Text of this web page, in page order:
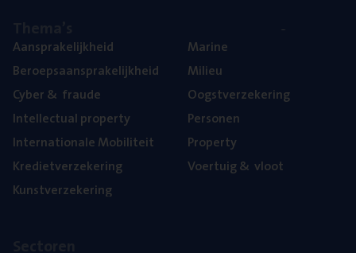
Aan­spra­ke­lijk­heid
Beroeps­aan­spra­ke­lijk­heid
Cyber& fraude
Intel­lec­tu­al property
Inter­na­ti­o­na­le Mobiliteit
Kre­diet­ver­ze­ke­ring
Kunst­ver­ze­ke­ring
Mari­ne
Mili­eu
Oogst­ver­ze­ke­ring
Per­so­nen
Pro­per­ty
Voer­tuig& vloot